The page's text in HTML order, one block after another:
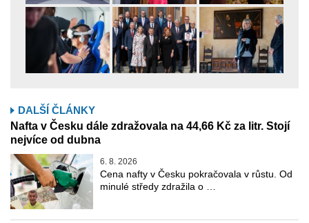
DALŠÍ ČLÁNKY
Nafta v Česku dále zdražovala na 44,66 Kč za litr. Stojí
nejvíce od dubna
6. 8. 2026
Cena nafty v Česku pokračovala v růstu. Od
minulé středy zdražila o …